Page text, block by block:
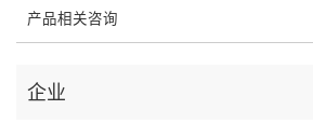
产品相关咨询
企业